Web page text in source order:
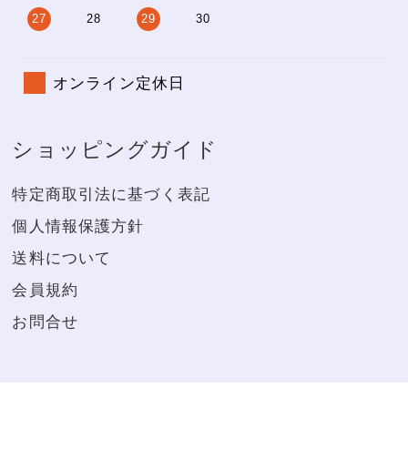
27 28 29 30
オンライン定休日
ショッピングガイド
特定商取引法に基づく表記
個人情報保護方針
送料について
会員規約
お問合せ